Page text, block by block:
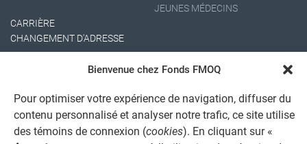
Bienvenue chez Fonds FMOQ
Pour optimiser votre expérience de navigation, diffuser du
contenu personnalisé et analyser notre trafic, ce site utilise
des témoins de connexion (cookies). En cliquant sur «
JEUNES MÉDECINS
CARRIÈRE
CHANGEMENT D'ADRESSE